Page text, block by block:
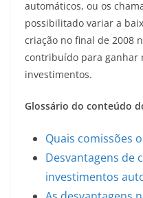
automáticos, ou os
possibilitado variar a
criação no final de 2008
contribuído para ganhar
investimentos.
Glossário do conteúdo
Quais comissões
Desvantagens de
investimentos